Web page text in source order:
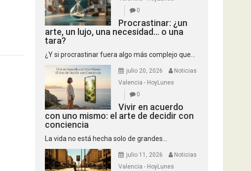
0
Procrastinar: ¿un
arte, un lujo, una necesidad… o una
tara?
¿Y si procrastinar fuera algo más complejo que...
julio 20, 2026
Noticias
Valencia - HoyLunes
0
Vivir en acuerdo
con uno mismo: el arte de decidir con
conciencia
La vida no está hecha solo de grandes...
julio 11, 2026
Noticias
Valencia - HoyLunes